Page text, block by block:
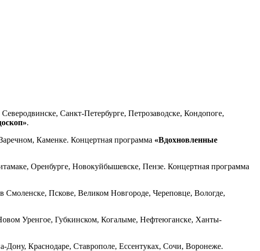
Санкт-Петербурге, Петрозаводске, Кондопоге,
.
Каменке. Концертная программа «Вдохновленные
Оренбурге, Новокуйбышевске, Пензе. Концертная программа
Смоленске, Пскове, Великом Новгороде, Череповце, Вологде,
Уренгое, Губкинском, Когалыме, Нефтеюганске, Ханты-
Дону, Краснодаре, Ставрополе, Ессентуках, Сочи, Воронеже.